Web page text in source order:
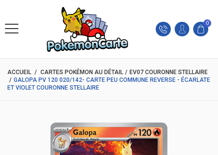
0
ACCUEIL / CARTES POKÉMON AU DÉTAIL / EV07 COURONNE STELLAIRE
/ GALOPA PV 120 020/142- CARTE PEU COMMUNE REVERSE - ÉCARLATE
ET VIOLET COURONNE STELLAIRE